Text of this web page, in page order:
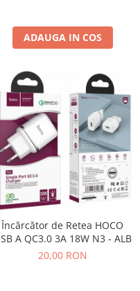
ADAUGA IN COS
Încărcător de Retea HOCO
USB A QC3.0 3A 18W N3 - ALB
20,00 RON